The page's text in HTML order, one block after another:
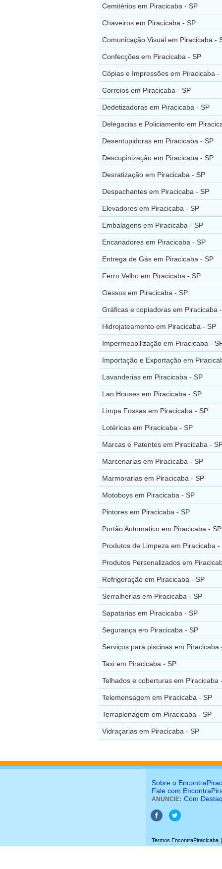
Cemitérios em Piracicaba - SP
Chaveiros em Piracicaba - SP
Comunicação Visual em Piracicaba -
Confecções em Piracicaba - SP
Cópias e Impressões em Piracicaba -
Correios em Piracicaba - SP
Dedetizadoras em Piracicaba - SP
Delegacias e Policiamento em
Desentupidoras em Piracicaba - SP
Descupinização em Piracicaba - SP
Desratização em Piracicaba - SP
Despachantes em Piracicaba - SP
Elevadores em Piracicaba - SP
Embalagens em Piracicaba - SP
Encanadores em Piracicaba - SP
Entrega de Gás em Piracicaba - SP
Ferro Velho em Piracicaba - SP
Gessos em Piracicaba - SP
Gráficas e copiadoras em Piracicaba
Hidrojateamento em Piracicaba - SP
Impermeabilização em Piracicaba -
Importação e Exportação em
Lavanderias em Piracicaba - SP
Lan Houses em Piracicaba - SP
Limpa Fossas em Piracicaba - SP
Lotéricas em Piracicaba - SP
Marcas e Patentes em Piracicaba -
Marcenarias em Piracicaba - SP
Marmorarias em Piracicaba - SP
Motoboys em Piracicaba - SP
Pintores em Piracicaba - SP
Portão Automatico em Piracicaba - SP
Produtos de Limpeza em Piracicaba -
Produtos Personalizados em
Refrigeração em Piracicaba - SP
Serralherias em Piracicaba - SP
Sapatarias em Piracicaba - SP
Segurança em Piracicaba - SP
Serviços para piscinas em Piracicaba
Taxi em Piracicaba - SP
Telhados e coberturas em Piracicaba
Telemensagem em Piracicaba - SP
Terraplenagem em Piracicaba - SP
Vidraçarias em Piracicaba - SP
Sobre o
Fale com
ANUNCIE: Com
Termos EncontraPiracicaba